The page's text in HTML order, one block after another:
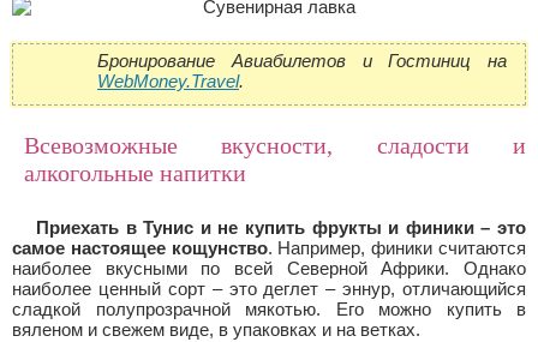
Бронирование Авиабилетов и Гостиниц на
WebMoney.Travel.
Всевозможные вкусности, сладости и
алкогольные напитки
Приехать в Тунис и не купить фрукты и финики – это
самое настоящее кощунство. Например, финики считаются
наиболее вкусными по всей Северной Африки. Однако
наиболее ценный сорт – это деглет – эннур, отличающийся
сладкой полупрозрачной мякотью. Его можно купить в
вяленом и свежем виде, в упаковках и на ветках.